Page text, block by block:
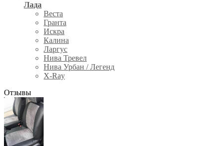
Лада
Веста
Гранта
Искра
Калина
Ларгус
Нива Тревел
Нива Урбан / Легенд
X-Ray
Отзывы